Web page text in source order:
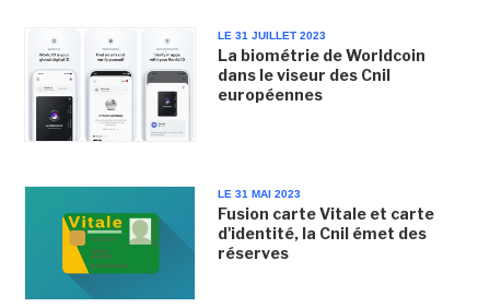
LE 31 JUILLET 2023
La biométrie de Worldcoin
dans le viseur des Cnil
européennes
LE 31 MAI 2023
Fusion carte Vitale et carte
d'identité, la Cnil émet des
réserves